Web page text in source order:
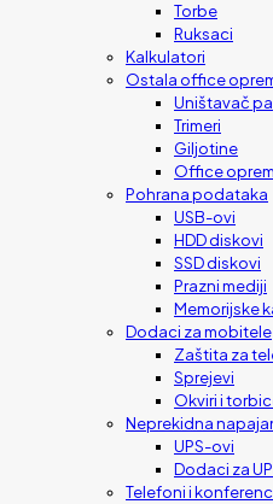
Torbe
Ruksaci
Kalkulatori
Ostala office
Uništavač
Trimeri
Giljotine
Office
Pohrana podataka
USB-ovi
HDD diskovi
SSD diskovi
Prazni mediji
Memorijske
Dodaci za mobitele
Zaštita za
Sprejevi
Okviri i
Neprekidna
UPS-ovi
Dodaci za
Telefoni i